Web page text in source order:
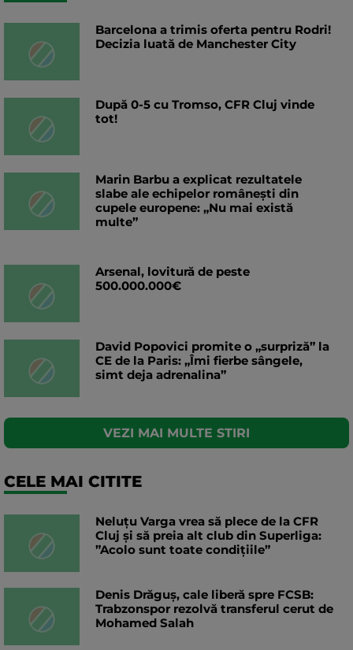
Barcelona a trimis oferta pentru Rodri!
Decizia luată de Manchester City
După 0-5 cu Tromso, CFR Cluj vinde
tot!
Marin Barbu a explicat rezultatele
slabe ale echipelor românești din
cupele europene: „Nu mai există
multe”
Arsenal, lovitură de peste
500.000.000€
David Popovici promite o „surpriză” la
CE de la Paris: „Îmi fierbe sângele,
simt deja adrenalina”
VEZI MAI MULTE STIRI
CELE MAI CITITE
Neluțu Varga vrea să plece de la CFR
Cluj și să preia alt club din Superliga:
”Acolo sunt toate condițiile”
Denis Drăguș, cale liberă spre FCSB:
Trabzonspor rezolvă transferul cerut de
Mohamed Salah